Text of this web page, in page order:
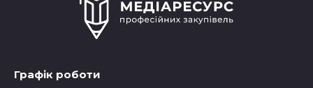
Графік роботи